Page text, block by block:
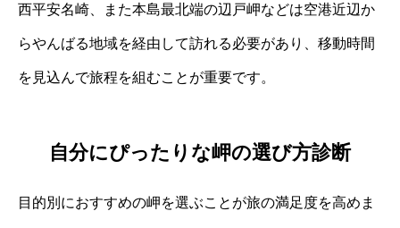
西平安名崎、また本島最北端の辺戸岬などは空港近辺か
らやんばる地域を経由して訪れる必要があり、移動時間
を見込んで旅程を組むことが重要です。
自分にぴったりな岬の選び方診断
目的別におすすめの岬を選ぶことが旅の満足度を高めま